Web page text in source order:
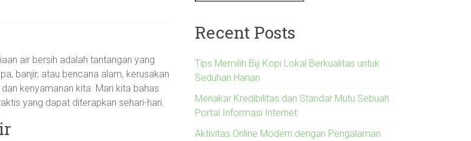
air bersih adalah tantangan yang
banjir, atau bencana alam, kerusakan
kenyamanan kita. Mari kita bahas
yang dapat diterapkan sehari-hari.
Recent Posts
Tips Memilih Biji Kopi Lokal Berkualitas untuk
Seduhan Harian
Menakar Kredibilitas dan Standar Mutu Sebuah
Portal Informasi Internet
Aktivitas Online Modern dengan Pengalaman